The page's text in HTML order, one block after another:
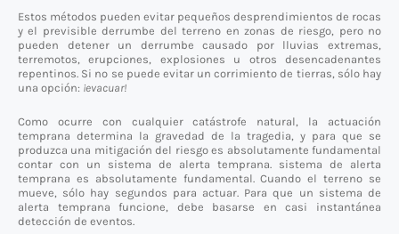
Estos métodos pueden evitar pequeños desprendimientos de rocas
y el previsible derrumbe del terreno en zonas de riesgo, pero no
pueden detener un derrumbe causado por lluvias extremas,
terremotos, erupciones, explosiones u otros desencadenantes
repentinos. Si no se puede evitar un corrimiento de tierras, sólo hay
una opción: ¡evacuar!
Como ocurre con cualquier catástrofe natural, la actuación
temprana determina la gravedad de la tragedia, y para que se
produzca una mitigación del riesgo es absolutamente fundamental
contar con un sistema de alerta temprana. sistema de alerta
temprana es absolutamente fundamental. Cuando el terreno se
mueve, sólo hay segundos para actuar. Para que un sistema de
alerta temprana funcione, debe basarse en casi instantánea
detección de eventos.